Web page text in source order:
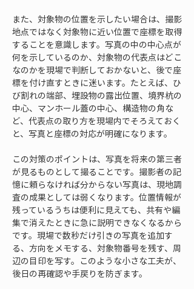
また、対象物の位置を示したい場合は、撮影
地点ではなく対象物に近い位置で座標を取得
することを意識します。写真の中の中心点が
何を示しているのか、対象物の代表点はどこ
なのかを現場で判断しておかないと、後で座
標を付け直すときに迷います。たとえば、ひ
び割れの端部、埋設物の露出位置、境界杭の
中心、マンホール蓋の中心、構造物の角な
ど、代表点の取り方を現場内でそろえておく
と、写真と座標の対応が明確になります。
この対策のポイントは、写真を将来の第三者
が見るものとして撮ることです。撮影者の記
憶に頼らなければ分からない写真は、現地調
査の成果としては弱くなります。位置情報が
残っているうちは便利に見えても、共有や編
集で消えたときに急に説明できなくなるから
です。現場で数秒だけ引きの写真を追加す
る、方向をメモする、対象物番号を残す、周
辺の目印を写す。このような小さな工夫が、
後日の再確認や手戻りを防ぎます。